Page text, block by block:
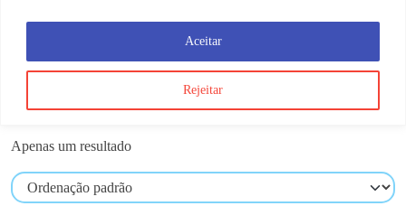
Rejeitar
Aceitar
curta
Apenas um resultado